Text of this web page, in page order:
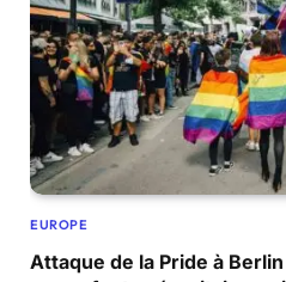
EUROPE
Attaque de la Pride à